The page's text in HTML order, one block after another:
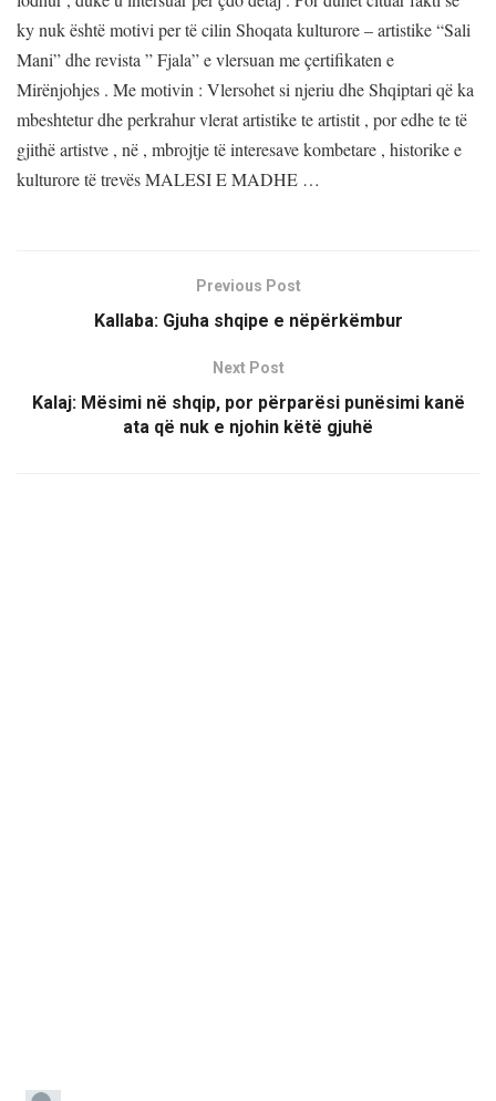
ky nuk është motivi per të cilin Shoqata kulturore – artistike “Sali
Mani” dhe revista ” Fjala” e vlersuan me çertifikaten e
Mirënjohjes . Me motivin : Vlersohet si njeriu dhe Shqiptari që ka
mbeshtetur dhe perkrahur vlerat artistike te artistit , por edhe te të
gjithë artistve , në , mbrojtje të interesave kombetare , historike e
kulturore të trevës MALESI E MADHE …
Previous Post
Kallaba: Gjuha shqipe e nëpërkëmbur
Next Post
Kalaj: Mësimi në shqip, por përparësi punësimi kanë
ata që nuk e njohin këtë gjuhë